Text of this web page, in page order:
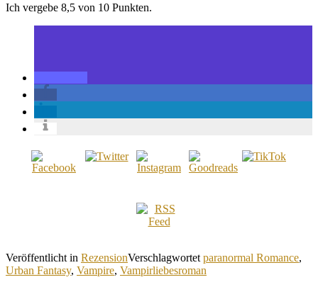
Ich vergebe 8,5 von 10 Punkten.
Veröffentlicht in RezensionVerschlagwortet paranormal Romance,
Urban Fantasy, Vampire, Vampirliebesroman